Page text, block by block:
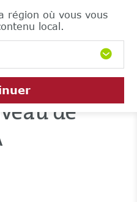
région où vous vous
local.
de